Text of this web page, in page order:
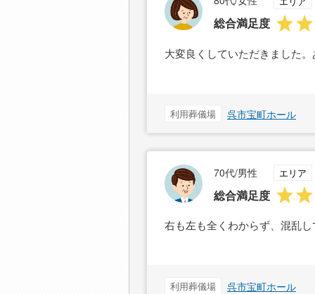
総合満足度
大変良くしていただきました
利用葬儀場 呉市宝町ホール
70代/男性 エリア
総合満足度
右も左も全くわからず、混乱
利用葬儀場 呉市宝町ホール